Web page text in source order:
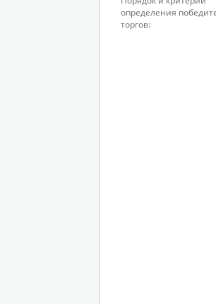
определения
торгов: